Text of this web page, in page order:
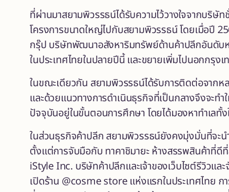
ที่ผ่านมาสยามพิวรรธน์ได้รับความไว้วางใจจากบริ
โครงการขนาดใหญ่ไปกับสยามพิวรรธน์ โดยเมื่อปี
กรุ๊ป บริษัทพัฒนาอสังหาริมทรัพย์ด้านค้าปลีกอันดับ
ในประเทศไทยในปลายปีนี้ และขยายเพิ่มไปนอกกรุง
ในขณะเดียวกัน สยามพิวรรธน์ได้รับการติดต่อจากห
และด้วยแนวทางการดำเนินธุรกิจที่เป็นกลางจึงจะ
ปัจจุบันอยู่ในขั้นตอนการศึกษา โดยได้มองหาทำเลทั้
ในส่วนธุรกิจค้าปลีก สยามพิวรรธน์ยังคงมุ่งมั่นที่จะน
ตั้งแต่การจับมือกับ ทาคาชิมายะ ห้างสรรพสินค้าที่ดี
iStyle Inc. บริษัทค้าปลีกและเจ้าของเว็บไซต์รีวิว
เปิดร้าน @cosme store แห่งแรกในประเทศไทย